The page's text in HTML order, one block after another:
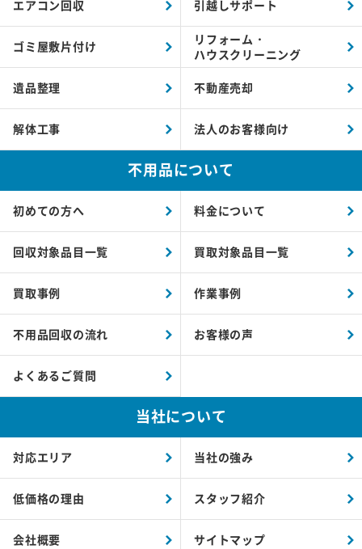
エアコン回収 引越しサポート
ゴミ屋敷片付け
リフォーム・
ハウスクリーニング
遺品整理 不動産売却
解体工事 法人のお客様向け
不用品について
初めての方へ 料金について
回収対象品目一覧 買取対象品目一覧
買取事例 作業事例
不用品回収の流れ お客様の声
よくあるご質問
当社について
対応エリア 当社の強み
低価格の理由 スタッフ紹介
会社概要 サイトマップ